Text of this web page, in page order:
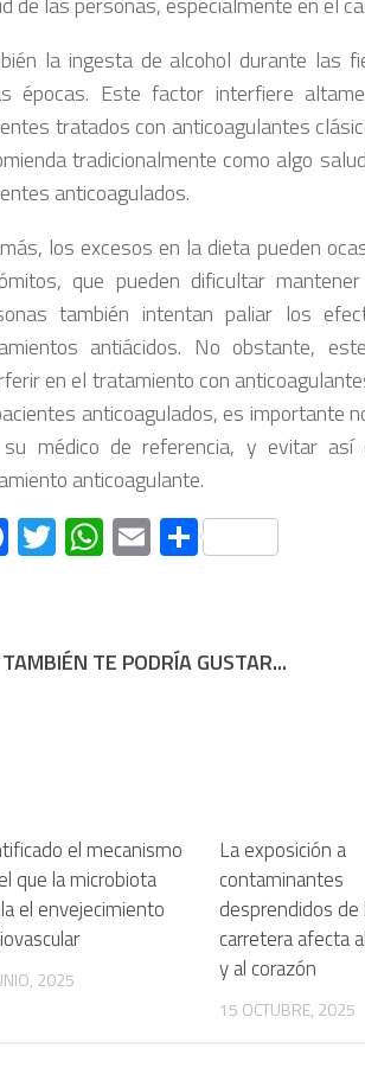
la ingesta de alcohol durante las
épocas. Este factor interfiere
tratados con anticoagulantes
tradicionalmente como algo
anticoagulados.
los excesos en la dieta pueden
que pueden dificultar
también intentan paliar los
antiácidos. No obstante,
en el tratamiento con
anticoagulados, es importante
médico de referencia, y evitar así
anticoagulante.
Facebook
Twitter
WhatsApp
EmailCompartir
TAMBIÉN TE PODRÍA GUSTAR...
el mecanismo
que la microbiota
el envejecimiento
2025
La exposición a
contaminantes
desprendidos de
carretera afecta
y al corazón
15 OCTUBRE, 2025